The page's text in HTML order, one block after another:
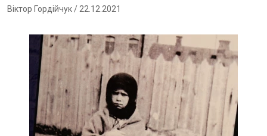
Віктор Гордійчук/ 22.12.2021